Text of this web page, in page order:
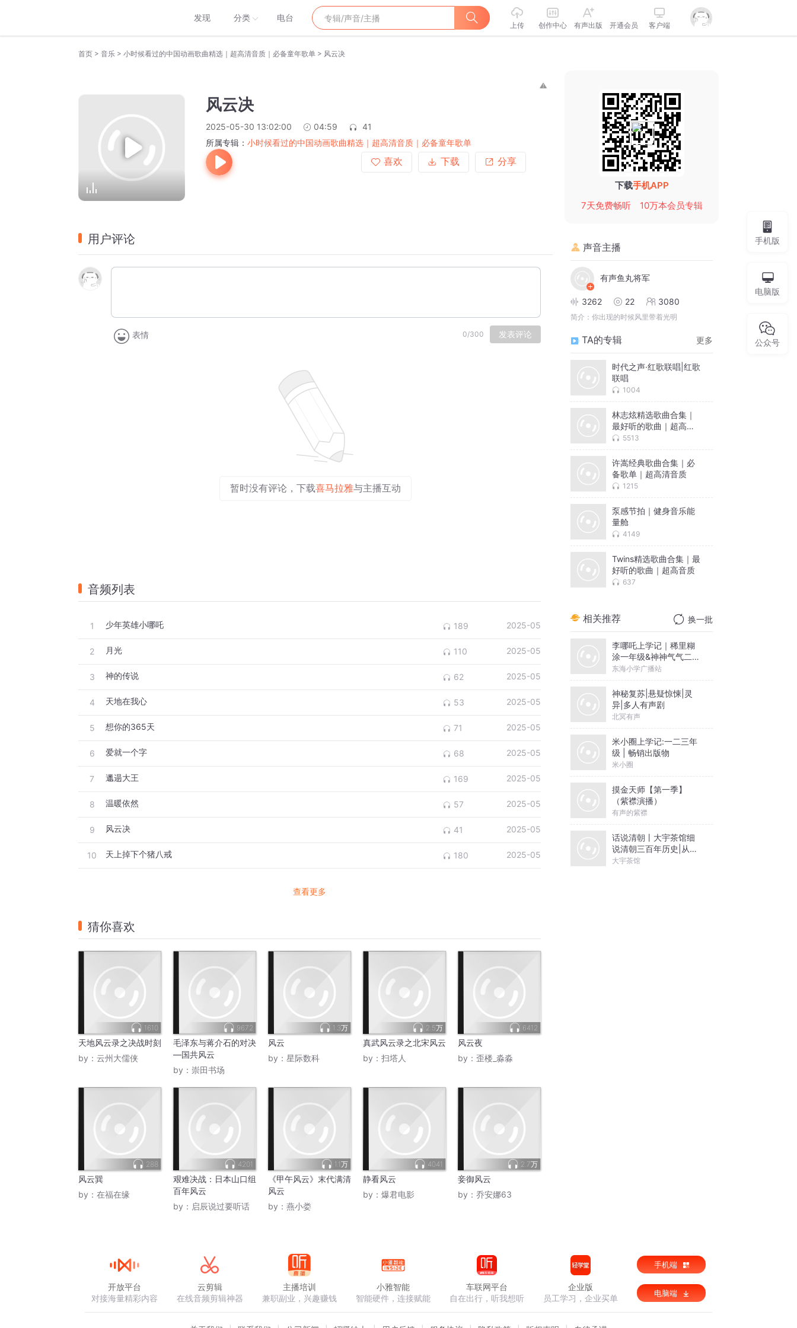
发现 分类 电台
上传 创作中心 有声出版 开通会员 客户端
首页 > 音乐 > 小时候看过的中国动画歌曲精选｜超高清音质｜必备童年歌单 > 风云决
风云决
2025-05-30 13:02:00 04:59
41
所属专辑： 小时候看过的中国动画歌曲精选｜超高清音质｜必备童年歌单
喜欢
下载 分享
用户评论
表情 0/300 发表评论
暂时没有评论，下载喜马拉雅与主播互动
音频列表
1 少年英雄小哪吒 189 2025-05
2 月光 110 2025-05
3 神的传说 62 2025-05
4 天地在我心 53 2025-05
5 想你的365天 71 2025-05
6 爱就一个字 68 2025-05
7 邋遢大王 169 2025-05
8 温暖依然 57 2025-05
9 风云决 41 2025-05
10 天上掉下个猪八戒 180 2025-05
查看更多
猜你喜欢
1610
天地风云录之决战时刻
by： 云州大儒侠
9672
毛泽东与蒋介石的对决
—国共风云
by： 崇田书场
1.3万
风云
by： 星际数科
2.5万
真武风云录之北宋风云
by： 扫塔人
6412
风云夜
by： 歪楼_淼淼
288
风云巽
by： 在福在缘
4201
艰难决战：日本山口组
百年风云
by： 启辰说过要听话
1.1万
《甲午风云》末代满清
风云
by： 燕小娄
4041
静看风云
by： 爆君电影
2.7万
妾御风云
by： 乔安娜63
下载手机APP
7天免费畅听
10万本会员专辑
声音主播
有声鱼丸将军
3262 22 3080
简介： 你出现的时候风里带着光明
TA的专辑 更多
时代之声·红歌联唱|红歌
联唱
1004
林志炫精选歌曲合集｜
最好听的歌曲｜超高音
质 5513
许嵩经典歌曲合集｜必
备歌单｜超高清音质
1215
泵感节拍｜健身音乐能
量舱
4149
Twins精选歌曲合集｜最
好听的歌曲｜超高音质
637
相关推荐 换一批
李哪吒上学记｜稀里糊
涂一年级&神神气气二年
级
东海小学广播站
神秘复苏|悬疑惊悚|灵
异|多人有声剧
北冥有声
米小圈上学记:一二三年
级 | 畅销出版物
米小圈
摸金天师【第一季】
（紫襟演播）
有声的紫襟
话说清朝丨大宇茶馆细
说清朝三百年历史|从努
尔哈赤到末代皇帝溥仪|
大宇茶馆
手机版
电脑版
公众号
开放平台
对接海量精彩内容
云剪辑
在线音频剪辑神器
主播培训
兼职副业，兴趣赚钱
小雅智能
智能硬件，连接赋能
车联网平台
自在出行，听我想听
企业版
员工学习，企业买单
手机端
电脑端